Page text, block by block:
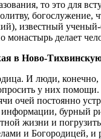
то это для
богослужение,
известный ученый-
делает
в Ново-
И люди,
у них
очей постоянно
бурный
жизни и
и Богородицей,